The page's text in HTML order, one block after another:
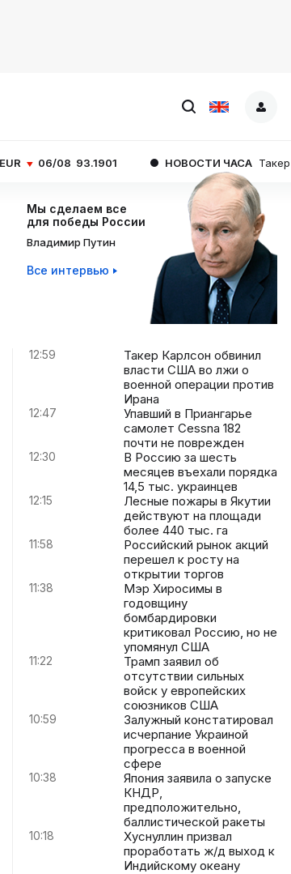
93.1901 НОВОСТИ ЧАСА Такер Карлсон
Мы сделаем все
для победы России
Владимир Путин
Все интервью
12:59
Такер Карлсон обвинил
власти США во лжи о
военной операции против
Ирана
12:47
Упавший в Приангарье
самолет Cessna 182
почти не поврежден
12:30
В Россию за шесть
месяцев въехали порядка
14,5 тыс. украинцев
12:15
Лесные пожары в Якутии
действуют на площади
более 440 тыс. га
11:58
Российский рынок акций
перешел к росту на
открытии торгов
11:38
Мэр Хиросимы в
годовщину
бомбардировки
критиковал Россию, но не
упомянул США
11:22
Трамп заявил об
отсутствии сильных
войск у европейских
союзников США
10:59
Залужный констатировал
исчерпание Украиной
прогресса в военной
сфере
10:38
Япония заявила о запуске
КНДР,
предположительно,
баллистической ракеты
10:18
Хуснуллин призвал
проработать ж/д выход к
Индийскому океану